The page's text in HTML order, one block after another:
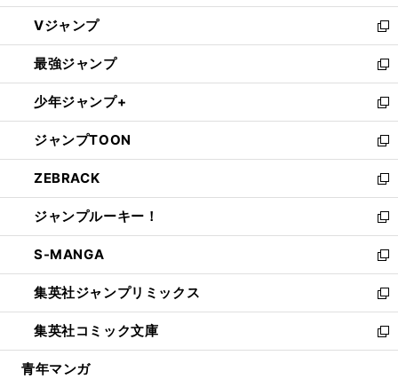
ウ
ィ
ン
ド
ウ
で
開
く
し
い
ウ
ィ
ン
ド
ウ
で
開
く
Vジャンプ
新
し
い
ウ
ィ
ン
ド
ウ
で
開
く
最強ジャンプ
新
し
い
ウ
ィ
ン
ド
ウ
で
開
く
少年ジャンプ+
新
し
い
ウ
ィ
ン
ド
ウ
で
開
く
ジャンプTOON
新
し
い
ウ
ィ
ン
ド
ウ
で
開
く
ZEBRACK
新
し
い
ウ
ィ
ン
ド
ウ
で
開
ジャンプルーキー！
新
し
い
ウ
ィ
ン
ド
ウ
S-MANGA
新
し
い
ウ
ィ
ン
集英社ジャンプリミックス
新
し
い
ウ
集英社コミック文庫
新
し
青年マンガ